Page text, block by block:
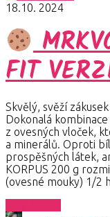
18.10. 2024
FIT
Skvělý, svěží
Dokonalá
z ovesných vloček,
a minerálů. Oproti
prospěšných látek,
KORPUS 200 g
(ovesné mouky) 1/2